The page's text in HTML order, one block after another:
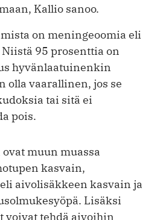
Kallio sanoo.
on meningeoomia eli
95 prosenttia on
hyvänlaatuinenkin
vaarallinen, jos se
tai sitä ei
pois.
muun muassa
kasvain,
aivolisäkkeen kasvain ja
Lisäksi
voivat tehdä aivoihin